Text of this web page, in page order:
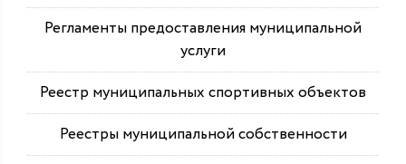
Регламенты предоставления муниципальной
услуги
Реестр муниципальных спортивных объектов
Реестры муниципальной собственности